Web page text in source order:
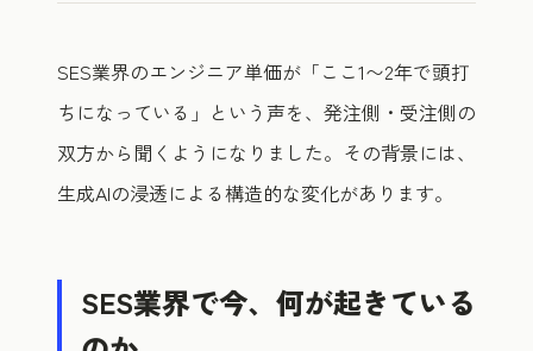
SES業界のエンジニア単価が「ここ1〜2年で頭打
ちになっている」という声を、発注側・受注側の
双方から聞くようになりました。その背景には、
生成AIの浸透による構造的な変化があります。
SES業界で今、何が起きている